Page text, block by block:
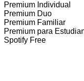
Premium Individual
Premium Duo
Premium Familiar
Premium para
Spotify Free